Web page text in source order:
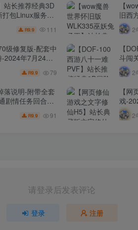
站长推荐经典3D
包Linux服务端
工具！
R9.9 111
【
旧西
务端
户端2
级修复版-配套中
2024年7月24日
总运营WEB
果IOS双端版
R9.9 79
【
斗闯
端源
2
落说明-附带全套
剧情任务回合手
码视频架设教
双端版本！
R9.9 91
【
戏-
2
请登录后发表评论
登录 注册